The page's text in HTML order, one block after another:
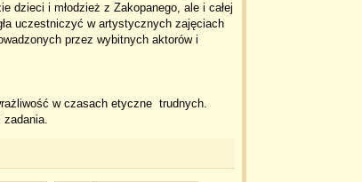
dzieci i młodzież z Zakopanego, ale i całej
uczestniczyć w artystycznych zajęciach
przez wybitnych aktorów i
w czasach etyczne trudnych.